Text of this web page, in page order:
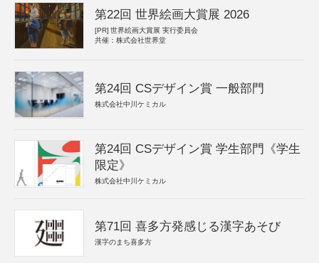
第22回 世界絵画大賞展 2026
[PR] 世界絵画大賞展 実行委員会
共催：株式会社世界堂
第24回 CSデザイン賞 一般部門
株式会社中川ケミカル
第24回 CSデザイン賞 学生部門《学生
限定》
株式会社中川ケミカル
第71回 喜多方発感じる漢字あそび
漢字のまち喜多方